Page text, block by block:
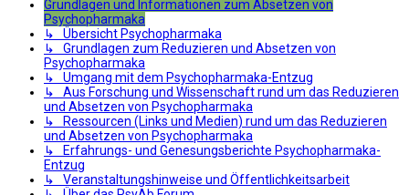
Grundlagen und Informationen zum Absetzen von
Psychopharmaka
↳ Übersicht Psychopharmaka
↳ Grundlagen zum Reduzieren und Absetzen von
Psychopharmaka
↳ Umgang mit dem Psychopharmaka-Entzug
↳ Aus Forschung und Wissenschaft rund um das Reduzieren
und Absetzen von Psychopharmaka
↳ Ressourcen (Links und Medien) rund um das Reduzieren
und Absetzen von Psychopharmaka
↳ Erfahrungs- und Genesungsberichte Psychopharmaka-
Entzug
↳ Veranstaltungshinweise und Öffentlichkeitsarbeit